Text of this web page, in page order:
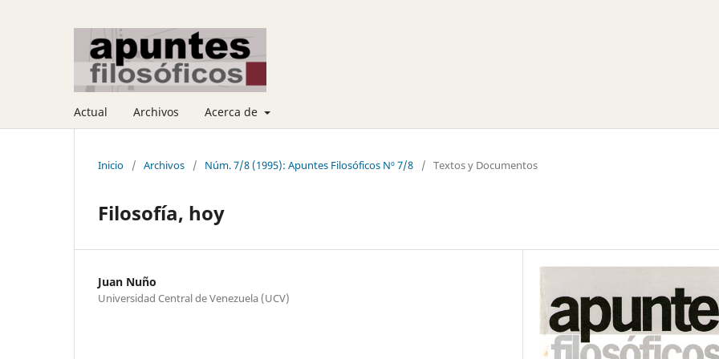
Actual Archivos Acerca de
Inicio / Archivos / Núm. 7/8 (1995): Apuntes Filosóficos Nº 7/8 / Textos y Documentos
Filosofía, hoy
Juan Nuño
Universidad Central de Venezuela (UCV)